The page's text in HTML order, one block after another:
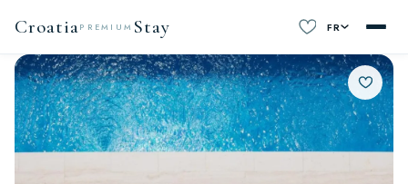
CroatiaPREMIUM Stay FR